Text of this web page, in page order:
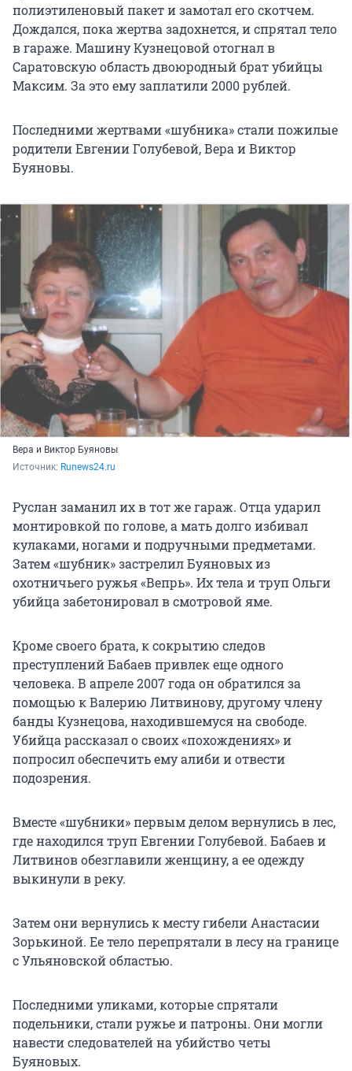
полиэтиленовый пакет и замотал его скотчем.
Дождался, пока жертва задохнется, и спрятал тело
в гараже. Машину Кузнецовой отогнал в
Саратовскую область двоюродный брат убийцы
Максим. За это ему заплатили2000 рублей.
Последними жертвами «шубника» стали пожилые
родители Евгении Голубевой, Вера и Виктор
Буяновы.
Вера и Виктор Буяновы
Источник: Runews24.ru
Руслан заманил их в тот же гараж. Отца ударил
монтировкой по голове, а мать долго избивал
кулаками, ногами и подручными предметами.
Затем «шубник» застрелил Буяновых из
охотничьего ружья «Вепрь». Их тела и труп Ольги
убийца забетонировал в смотровой яме.
Кроме своего брата, к сокрытию следов
преступлений Бабаев привлек еще одного
человека. В апреле 2007 года он обратился за
помощью к Валерию Литвинову, другому члену
банды Кузнецова, находившемуся на свободе.
Убийца рассказал о своих «похождениях» и
попросил обеспечить ему алиби и отвести
подозрения.
Вместе «шубники» первым делом вернулись в лес,
где находился труп Евгении Голубевой. Бабаев и
Литвинов обезглавили женщину, а ее одежду
выкинули в реку.
Затем они вернулись к месту гибели Анастасии
Зорькиной. Ее тело перепрятали в лесу на границе
с Ульяновской областью.
Последними уликами, которые спрятали
подельники, стали ружье и патроны. Они могли
навести следователей на убийство четы
Буяновых.